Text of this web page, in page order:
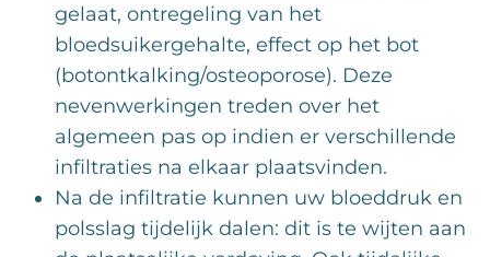
gelaat, ontregeling van het
bloedsuikergehalte, effect op het bot
(botontkalking/osteoporose). Deze
nevenwerkingen treden over het
algemeen pas op indien er verschillende
infiltraties na elkaar plaatsvinden.
Na de infiltratie kunnen uw bloeddruk en
polsslag tijdelijk dalen: dit is te wijten aan